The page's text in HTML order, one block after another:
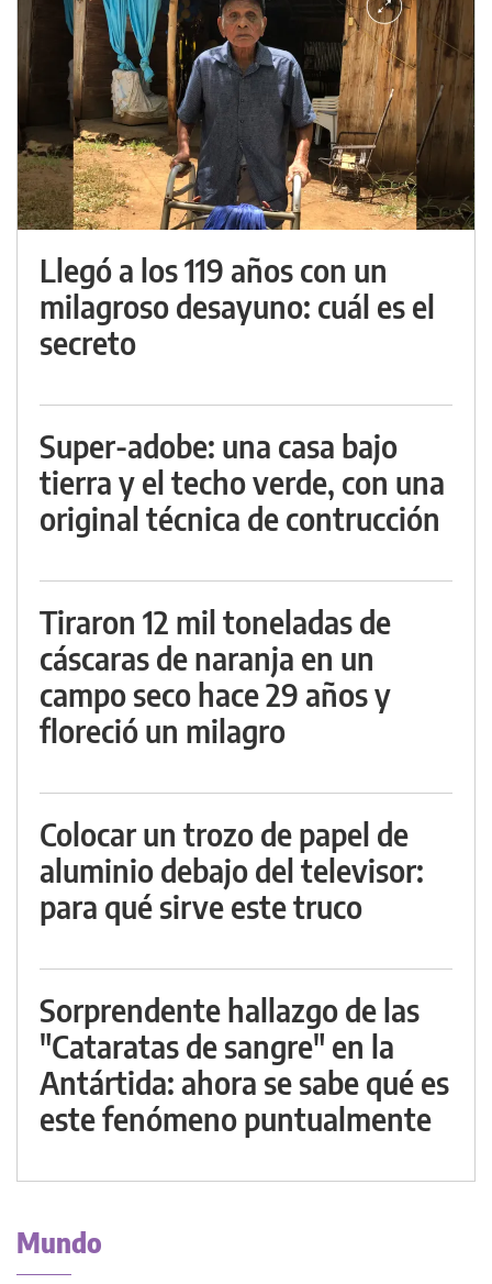
Llegó a los 119 años con un
milagroso desayuno: cuál es el
secreto
Super-adobe: una casa bajo
tierra y el techo verde, con una
original técnica de contrucción
Tiraron 12 mil toneladas de
cáscaras de naranja en un
campo seco hace 29 años y
floreció un milagro
Colocar un trozo de papel de
aluminio debajo del televisor:
para qué sirve este truco
Sorprendente hallazgo de las
"Cataratas de sangre" en la
Antártida: ahora se sabe qué es
este fenómeno puntualmente
Mundo